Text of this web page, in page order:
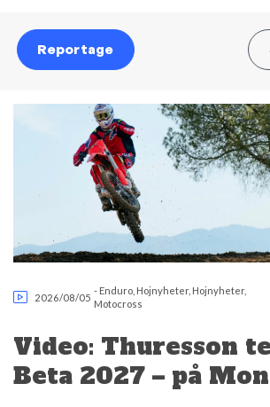
Reportage
2026/08/05
- Enduro Hojnyheter, Hojnyheter,
Motocross
Video: Thuresson
Beta 2027 – på